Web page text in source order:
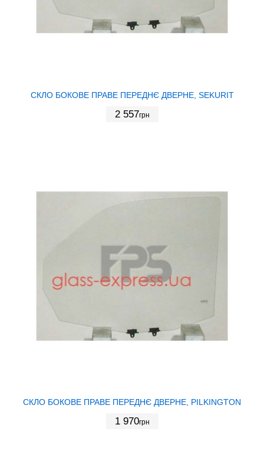
СКЛО БОКОВЕ ПРАВЕ ПЕРЕДНЄ ДВЕРНЕ, SEKURIT
2 557грн
СКЛО БОКОВЕ ПРАВЕ ПЕРЕДНЄ ДВЕРНЕ, PILKINGTON
1 970грн